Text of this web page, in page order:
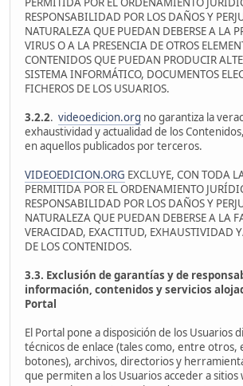
RESPONSABILIDAD POR LOS DAÑOS Y
NATURALEZA QUE PUEDAN DEBERSE A LA
VIRUS O A LA PRESENCIA DE OTROS
CONTENIDOS QUE PUEDAN PRODUCIR
SISTEMA INFORMÁTICO, DOCUMENTOS
FICHEROS DE LOS USUARIOS.
3.2.2. videoedicion.org no garantiza la
exhaustividad y actualidad de los
en aquellos publicados por terceros.
VIDEOEDICION.ORG EXCLUYE, CON TODA
PERMITIDA POR EL ORDENAMIENTO
RESPONSABILIDAD POR LOS DAÑOS Y
NATURALEZA QUE PUEDAN DEBERSE A LA
VERACIDAD, EXACTITUD, EXHAUSTIVIDAD
DE LOS CONTENIDOS.
3.3. Exclusión de garantías y de
información, contenidos y servicios
Portal
El Portal pone a disposición de los Usuarios
técnicos de enlace (tales como, entre otros,
botones), archivos, directorios y
que permiten a los Usuarios acceder a sitios